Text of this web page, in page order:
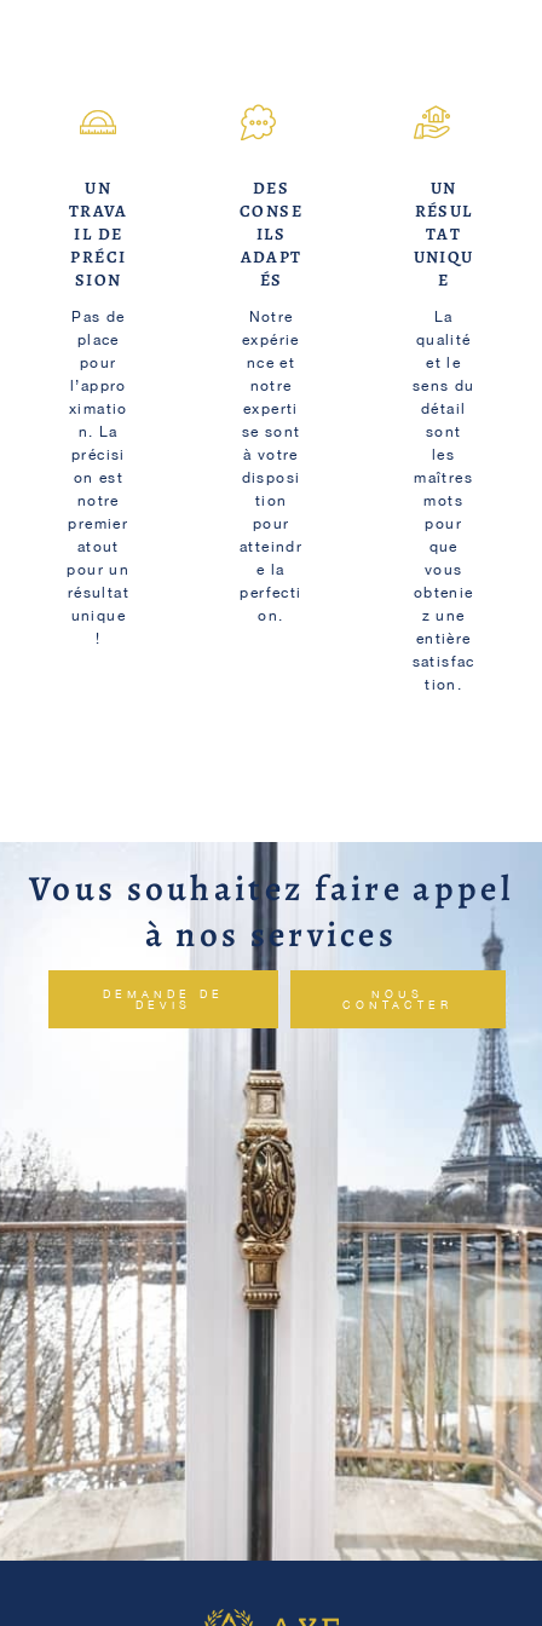
UN
TRAVA
IL DE
PRÉCI
SION
Pas de
place
pour
l’appro
ximatio
n. La
précisi
on est
notre
premier
atout
pour un
résultat
unique
!
DES
CONSE
ILS
ADAPT
ÉS
Notre
expérie
nce et
notre
experti
se sont
à votre
disposi
tion
pour
atteindr
e la
perfecti
on.
UN
RÉSUL
TAT
UNIQU
E
La
qualité
et le
sens du
détail
sont
les
maîtres
mots
pour
que
vous
obtenie
z une
entière
satisfac
tion.
Vous souhaitez faire appel
à nos services
DEMANDE DE
DEVIS
NOUS
CONTACTER